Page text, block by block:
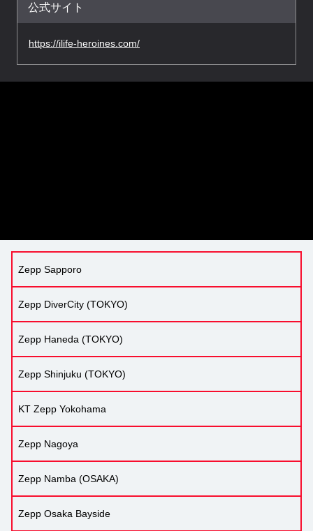
公式サイト
https://ilife-heroines.com/
Zepp Sapporo
Zepp DiverCity (TOKYO)
Zepp Haneda (TOKYO)
Zepp Shinjuku (TOKYO)
KT Zepp Yokohama
Zepp Nagoya
Zepp Namba (OSAKA)
Zepp Osaka Bayside